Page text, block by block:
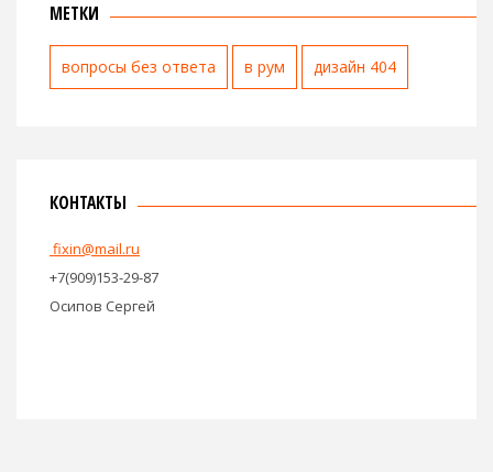
МЕТКИ
вопросы без ответа в рум дизайн 404
КОНТАКТЫ
fixin@mail.ru
+7(909)153-29-87
Осипов Сергей